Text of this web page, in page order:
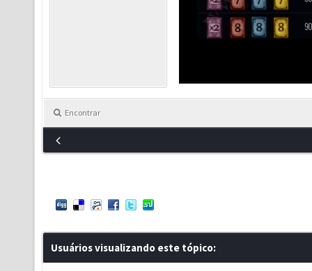
Encontrar
Usuários visualizando este tópico: